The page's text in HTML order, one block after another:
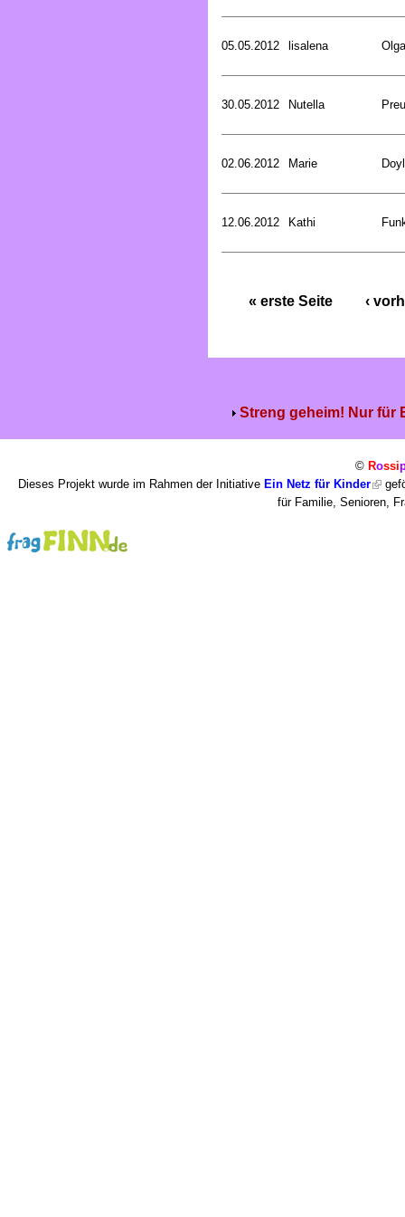
05.05.2012 lisalena
30.05.2012 Nutella
02.06.2012 Marie
12.06.2012 Kathi
« erste Seite ‹
Streng geheim! Nur für
© Rossi
Dieses Projekt wurde im Rahmen der Initiative Ein Netz für Kinder
für Familie, Senioren,